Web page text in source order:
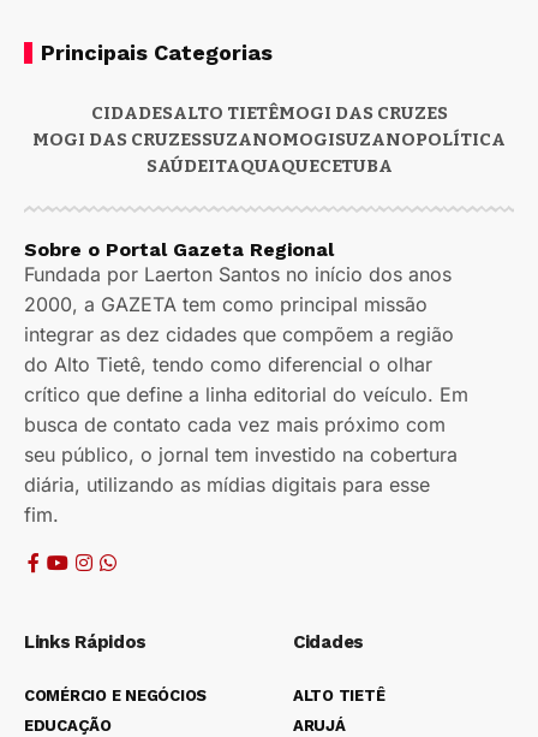
Principais Categorias
CIDADESALTO TIETÊMOGI DAS CRUZES
MOGI DAS CRUZESSUZANOMOGISUZANOPOLÍTICA
SAÚDEITAQUAQUECETUBA
Sobre o Portal Gazeta Regional
Fundada por Laerton Santos no início dos anos
2000, a GAZETA tem como principal missão
integrar as dez cidades que compõem a região
do Alto Tietê, tendo como diferencial o olhar
crítico que define a linha editorial do veículo. Em
busca de contato cada vez mais próximo com
seu público, o jornal tem investido na cobertura
diária, utilizando as mídias digitais para esse
fim.
Links Rápidos
COMÉRCIO E NEGÓCIOS
EDUCAÇÃO
Cidades
ALTO TIETÊ
ARUJÁ